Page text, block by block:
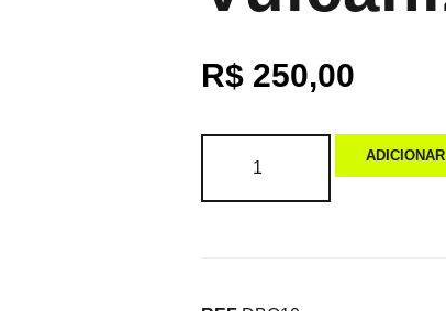
R$ 250,00